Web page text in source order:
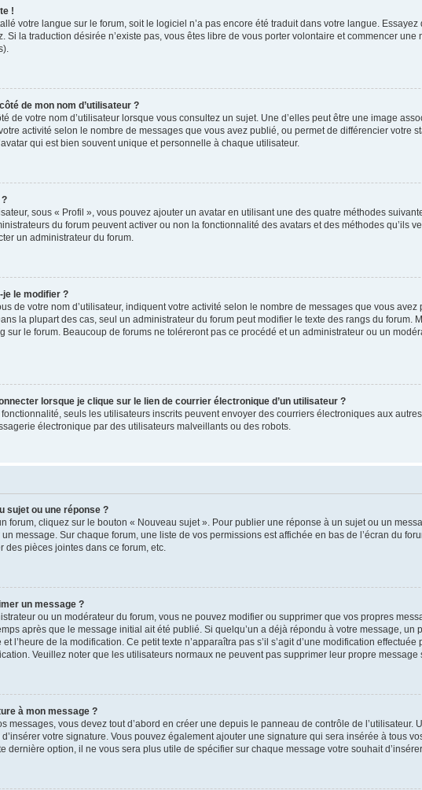
!
votre langue sur le forum, soit le logiciel n’a pas encore été traduit dans votre langue.
Si la traduction désirée n’existe pas, vous êtes libre de vous porter volontaire et commencer
de mon nom d’utilisateur ?
de votre nom d’utilisateur lorsque vous consultez un sujet. Une d’elles peut être une image
activité selon le nombre de messages que vous avez publié, ou permet de différencier votre
qui est bien souvent unique et personnelle à chaque utilisateur.
sous « Profil », vous pouvez ajouter un avatar en utilisant une des quatre méthodes
du forum peuvent activer ou non la fonctionnalité des avatars et des méthodes
un administrateur du forum.
je le modifier ?
de votre nom d’utilisateur, indiquent votre activité selon le nombre de messages que vous
la plupart des cas, seul un administrateur du forum peut modifier le texte des rangs du forum.
sur le forum. Beaucoup de forums ne toléreront pas ce procédé et un administrateur ou un
lorsque je clique sur le lien de courrier électronique d’un utilisateur ?
seuls les utilisateurs inscrits peuvent envoyer des courriers électroniques aux
électronique par des utilisateurs malveillants ou des robots.
sujet ou une réponse ?
forum, cliquez sur le bouton « Nouveau sujet ». Pour publier une réponse à un sujet ou un
message. Sur chaque forum, une liste de vos permissions est affichée en bas de l’écran du
pièces jointes dans ce forum, etc.
un message ?
ou un modérateur du forum, vous ne pouvez modifier ou supprimer que vos propres
après que le message initial ait été publié. Si quelqu’un a déjà répondu à votre message,
l’heure de la modification. Ce petit texte n’apparaîtra pas s’il s’agit d’une modification
Veuillez noter que les utilisateurs normaux ne peuvent pas supprimer leur propre message
à mon message ?
messages, vous devez tout d’abord en créer une depuis le panneau de contrôle de
votre signature. Vous pouvez également ajouter une signature qui sera insérée à tous
dernière option, il ne vous sera plus utile de spécifier sur chaque message votre souhait